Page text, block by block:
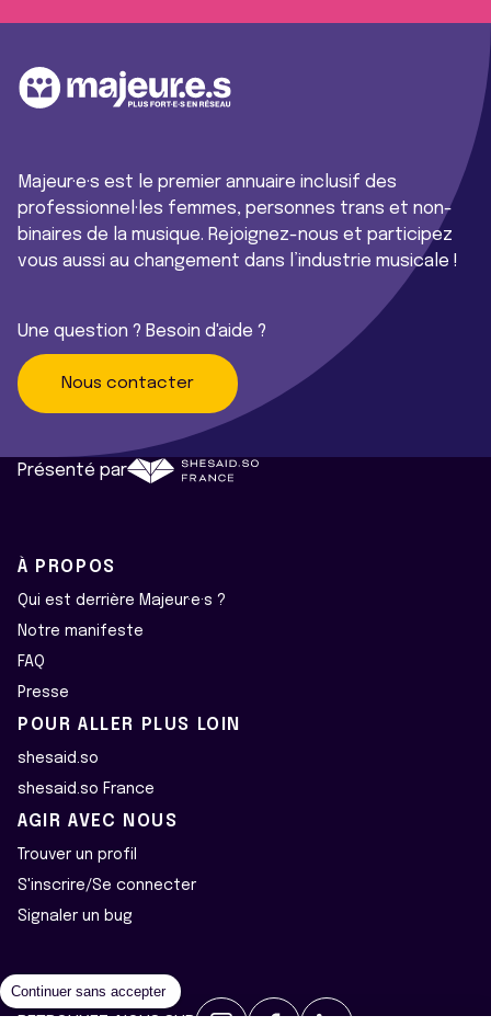
Majeur·e·s est le premier annuaire inclusif des
professionnel·les femmes, personnes trans et non-
binaires de la musique. Rejoignez-nous et participez
vous aussi au changement dans l’industrie musicale !
Une question ? Besoin d'aide ?
Nous contacter
Présenté par
À PROPOS
Qui est derrière Majeur·e·s ?
Notre manifeste
FAQ
Presse
POUR ALLER PLUS LOIN
shesaid.so
shesaid.so France
AGIR AVEC NOUS
Trouver un profil
S'inscrire/Se connecter
Signaler un bug
Continuer sans accepter